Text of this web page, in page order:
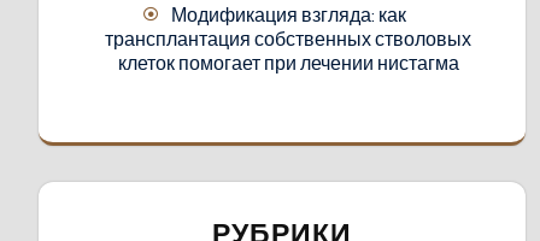
Модификация взгляда: как
трансплантация собственных стволовых
клеток помогает при лечении нистагма
РУБРИКИ